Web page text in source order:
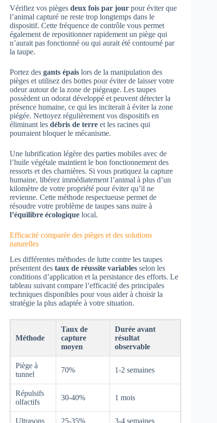
Vérifiez vos pièges deux fois par jour pour éviter que
l’animal capturé ne reste trop longtemps dans le
dispositif. Cette fréquence de contrôle vous permet
également de repositionner rapidement un piège qui
n’aurait pas fonctionné ou qui aurait été contourné par
la taupe.
Portez des gants épais lors de la manipulation des
pièges et utilisez des bottes pour éviter de laisser votre
odeur autour de la zone de piégeage. Les taupes
possèdent un odorat développé et peuvent détecter la
présence humaine, ce qui les inciterait à éviter la zone
piégée. Nettoyez régulièrement vos dispositifs en
éliminant les débris de terre et les racines qui
pourraient bloquer le mécanisme.
Une lubrification légère des parties mobiles avec de
l’huile végétale maintient le bon fonctionnement des
ressorts et des charnières. Si vous pratiquez la capture
humaine, libérez immédiatement l’animal à plus d’un
kilomètre de votre propriété pour éviter qu’il ne
revienne. Cette méthode respectueuse permet de
résoudre votre problème de taupes sans nuire à
l’équilibre écologique local.
Efficacité comparée des pièges et des solutions
naturelles
Les différentes méthodes de lutte contre les taupes
présentent des taux de réussite variables selon les
conditions d’application et la persistance des efforts. Le
tableau suivant compare l’efficacité des principales
techniques disponibles pour vous aider à choisir la
stratégie la plus adaptée à votre situation.
Méthode
Taux de
capture
moyen
Durée avant
résultat
observable
Piège à
tunnel
70% 1-2 semaines
Répulsifs
olfactifs
30-40% 1 mois
Ultrasons 25-35% 3-4 semaines